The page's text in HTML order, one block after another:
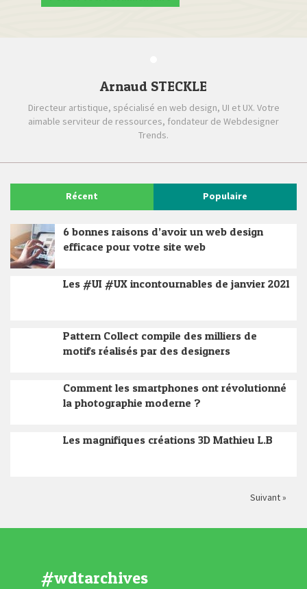
Arnaud STECKLE
Directeur artistique, spécialisé en web design, UI et UX. Votre
aimable serviteur de ressources, fondateur de Webdesigner
Trends.
Récent Populaire
6 bonnes raisons d’avoir un web design
efficace pour votre site web
Les #UI #UX incontournables de janvier 2021
Pattern Collect compile des milliers de
motifs réalisés par des designers
Comment les smartphones ont révolutionné
la photographie moderne ?
Les magnifiques créations 3D Mathieu L.B
Suivant »
#wdtarchives